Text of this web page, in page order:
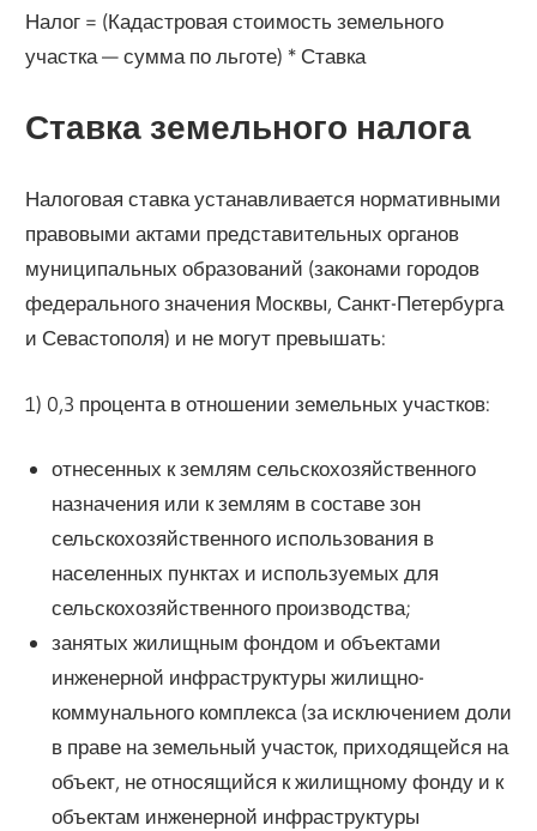
Налог = (Кадастровая стоимость земельного
участка — сумма по льготе) * Ставка
Ставка земельного налога
Налоговая ставка устанавливается нормативными
правовыми актами представительных органов
муниципальных образований (законами городов
федерального значения Москвы, Санкт-Петербурга
и Севастополя) и не могут превышать:
1) 0,3 процента в отношении земельных участков:
отнесенных к землям сельскохозяйственного
назначения или к землям в составе зон
сельскохозяйственного использования в
населенных пунктах и используемых для
сельскохозяйственного производства;
занятых жилищным фондом и объектами
инженерной инфраструктуры жилищно-
коммунального комплекса (за исключением доли
в праве на земельный участок, приходящейся на
объект, не относящийся к жилищному фонду и к
объектам инженерной инфраструктуры